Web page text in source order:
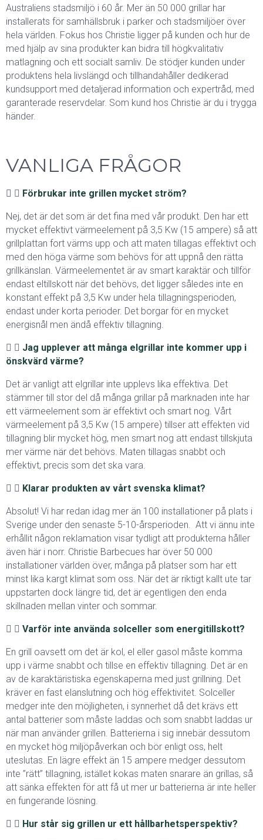
Australiens stadsmiljö i 60 år. Mer än 50 000 grillar har
installerats för samhällsbruk i parker och stadsmiljöer över
hela världen. Fokus hos Christie ligger på kunden och hur de
med hjälp av sina produkter kan bidra till högkvalitativ
matlagning och ett socialt samliv. De stödjer kunden under
produktens hela livslängd och tillhandahåller dedikerad
kundsupport med detaljerad information och expertråd, med
garanterade reservdelar. Som kund hos Christie är du i trygga
händer.
VANLIGA FRÅGOR
Förbrukar inte grillen mycket ström?
Nej, det är det som är det fina med vår produkt. Den har ett
mycket effektivt värmeelement på 3,5 Kw (15 ampere) så att
grillplattan fort värms upp och att maten tillagas effektivt och
med den höga värme som behövs för att uppnå den rätta
grillkänslan. Värmeelementet är av smart karaktär och tillför
endast eltillskott när det behövs, det ligger således inte en
konstant effekt på 3,5 Kw under hela tillagningsperioden,
endast under korta perioder. Det borgar för en mycket
energisnål men ändå effektiv tillagning.
Jag upplever att många elgrillar inte kommer upp i
önskvärd värme?
Det är vanligt att elgrillar inte upplevs lika effektiva. Det
stämmer till stor del då många grillar på marknaden inte har
ett värmeelement som är effektivt och smart nog. Vårt
värmeelement på 3,5 Kw (15 ampere) tillser att effekten vid
tillagning blir mycket hög, men smart nog att endast tillskjuta
mer värme när det behövs. Maten tillagas snabbt och
effektivt, precis som det ska vara.
Klarar produkten av vårt svenska klimat?
Absolut! Vi har redan idag mer än 100 installationer på plats i
Sverige under den senaste 5-10-årsperioden.
Att vi ännu inte
erhållit någon reklamation visar tydligt att produkterna håller
även här i norr. Christie Barbecues har över 50 000
installationer världen över, många på platser som har ett
minst lika kargt klimat som oss. När det är riktigt kallt ute tar
uppstarten dock längre tid, det är egentligen den enda
skillnaden mellan vinter och sommar.
Varför inte använda solceller som energitillskott?
En grill oavsett om det är kol, el eller gasol måste komma
upp i värme snabbt och tillse en effektiv tillagning. Det är en
av de karaktäristiska egenskaperna med just grillning. Det
kräver en fast elanslutning och hög effektivitet. Solceller
medger inte den möjligheten, i synnerhet då det krävs ett
antal batterier som måste laddas och som snabbt laddas ur
när man använder grillen. Batterierna i sig innebär dessutom
en mycket hög miljöpåverkan och bör enligt oss, helt
uteslutas. En lägre effekt än 15 ampere medger dessutom
inte ”rätt” tillagning, istället kokas maten snarare än grillas, så
att sänka effekten för att få ut mer ur batterierna är inte heller
en fungerande lösning.
Hur står sig grillen ur ett hållbarhetsperspektiv?